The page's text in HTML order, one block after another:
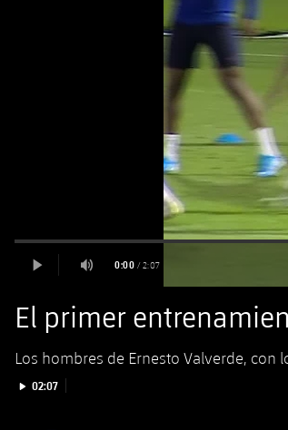
El primer
Los hombres de Ernesto Valverde,
Iniciar vídeo
02:07